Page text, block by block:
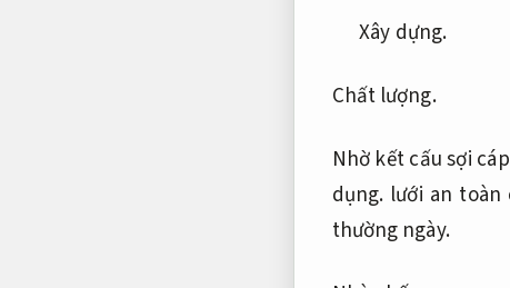
Xây dựng.
Chất lượng.
Nhờ kết cấu sợi
dụng. lưới an
thường ngày.